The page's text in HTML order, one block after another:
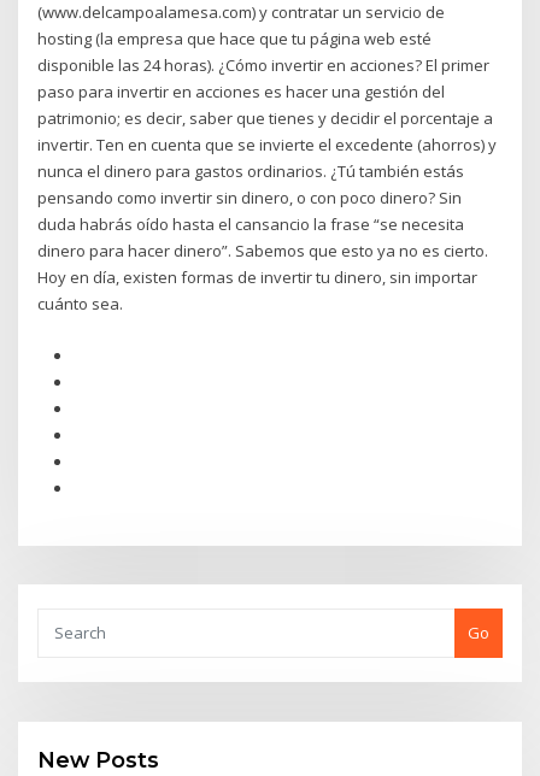
(www.delcampoalamesa.com) y contratar un servicio de
hosting (la empresa que hace que tu página web esté
disponible las 24 horas). ¿Cómo invertir en acciones? El primer
paso para invertir en acciones es hacer una gestión del
patrimonio; es decir, saber que tienes y decidir el porcentaje a
invertir. Ten en cuenta que se invierte el excedente (ahorros) y
nunca el dinero para gastos ordinarios. ¿Tú también estás
pensando como invertir sin dinero, o con poco dinero? Sin
duda habrás oído hasta el cansancio la frase “se necesita
dinero para hacer dinero”. Sabemos que esto ya no es cierto.
Hoy en día, existen formas de invertir tu dinero, sin importar
cuánto sea.
Go
New Posts